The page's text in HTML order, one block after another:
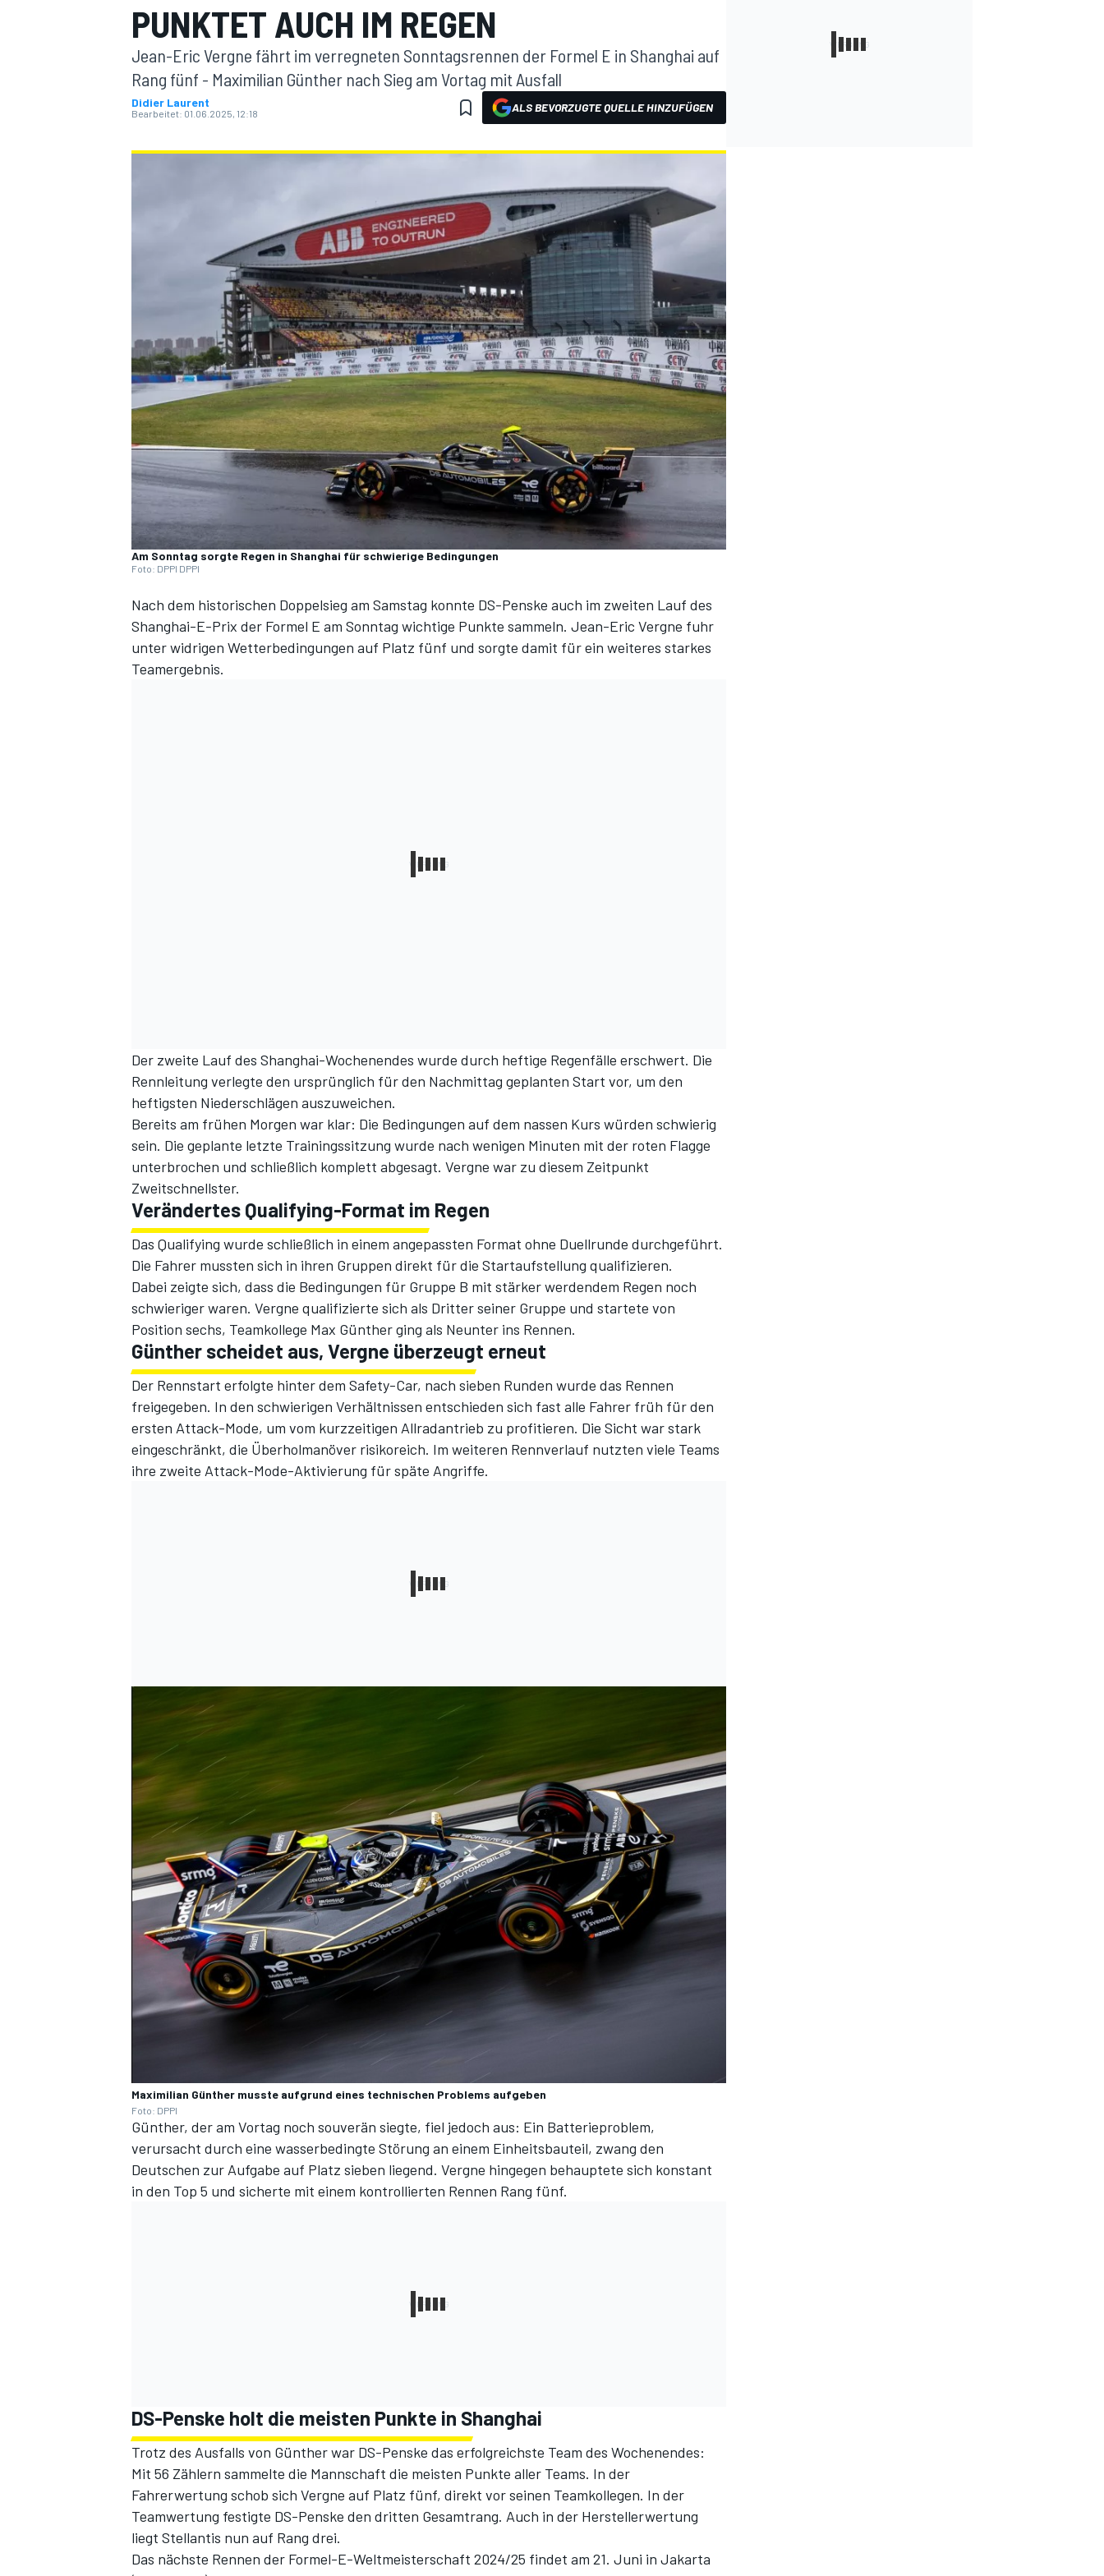
DTM
SPORTWAGEN
PUNKTET AUCH IM REGEN
Jean-Eric Vergne fährt im verregneten Sonntagsrennen der Formel E in Shanghai auf
Rang fünf - Maximilian Günther nach Sieg am Vortag mit Ausfall
Didier Laurent
Bearbeitet: 01.06.2025, 12:18 ALS BEVORZUGTE QUELLE HINZUFÜGEN
Am Sonntag sorgte Regen in Shanghai für schwierige Bedingungen
Foto: DPPI DPPI
Nach dem historischen Doppelsieg am Samstag konnte DS-Penske auch im zweiten Lauf des
Shanghai-E-Prix der Formel E am Sonntag wichtige Punkte sammeln. Jean-Eric Vergne fuhr
unter widrigen Wetterbedingungen auf Platz fünf und sorgte damit für ein weiteres starkes
Teamergebnis.
Der zweite Lauf des Shanghai-Wochenendes wurde durch heftige Regenfälle erschwert. Die
Rennleitung verlegte den ursprünglich für den Nachmittag geplanten Start vor, um den
heftigsten Niederschlägen auszuweichen.
Bereits am frühen Morgen war klar: Die Bedingungen auf dem nassen Kurs würden schwierig
sein. Die geplante letzte Trainingssitzung wurde nach wenigen Minuten mit der roten Flagge
unterbrochen und schließlich komplett abgesagt. Vergne war zu diesem Zeitpunkt
Zweitschnellster.
Verändertes Qualifying-Format im Regen
Das Qualifying wurde schließlich in einem angepassten Format ohne Duellrunde durchgeführt.
Die Fahrer mussten sich in ihren Gruppen direkt für die Startaufstellung qualifizieren.
Dabei zeigte sich, dass die Bedingungen für Gruppe B mit stärker werdendem Regen noch
schwieriger waren. Vergne qualifizierte sich als Dritter seiner Gruppe und startete von
Position sechs, Teamkollege Max Günther ging als Neunter ins Rennen.
Günther scheidet aus, Vergne überzeugt erneut
Der Rennstart erfolgte hinter dem Safety-Car, nach sieben Runden wurde das Rennen
freigegeben. In den schwierigen Verhältnissen entschieden sich fast alle Fahrer früh für den
ersten Attack-Mode, um vom kurzzeitigen Allradantrieb zu profitieren. Die Sicht war stark
eingeschränkt, die Überholmanöver risikoreich. Im weiteren Rennverlauf nutzten viele Teams
ihre zweite Attack-Mode-Aktivierung für späte Angriffe.
Maximilian Günther musste aufgrund eines technischen Problems aufgeben
Foto: DPPI
Günther, der am Vortag noch souverän siegte, fiel jedoch aus: Ein Batterieproblem,
verursacht durch eine wasserbedingte Störung an einem Einheitsbauteil, zwang den
Deutschen zur Aufgabe auf Platz sieben liegend. Vergne hingegen behauptete sich konstant
in den Top 5 und sicherte mit einem kontrollierten Rennen Rang fünf.
DS-Penske holt die meisten Punkte in Shanghai
Trotz des Ausfalls von Günther war DS-Penske das erfolgreichste Team des Wochenendes:
Mit 56 Zählern sammelte die Mannschaft die meisten Punkte aller Teams. In der
Fahrerwertung schob sich Vergne auf Platz fünf, direkt vor seinen Teamkollegen. In der
Teamwertung festigte DS-Penske den dritten Gesamtrang. Auch in der Herstellerwertung
liegt Stellantis nun auf Rang drei.
Das nächste Rennen der Formel-E-Weltmeisterschaft 2024/25 findet am 21. Juni in Jakarta